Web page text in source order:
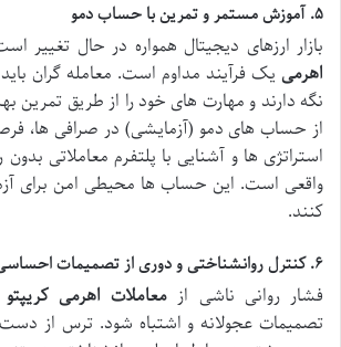
۵. آموزش مستمر و تمرین با حساب دمو
بازار ارزهای دیجیتال همواره در حال تغییر
اهرمی یک فرآیند مداوم است. معامله گران
نگه دارند و مهارت های خود را از طریق تمرین
از حساب های دمو (آزمایشی) در صرافی ها،
استراتژی ها و آشنایی با پلتفرم معاملاتی
واقعی است. این حساب ها محیطی امن برای
کنند.
۶. کنترل روانشناختی و دوری از تصمیمات احساسی
فشار روانی ناشی از معاملات اهرمی کریپتو
تصمیمات عجولانه و اشتباه شود. ترس از